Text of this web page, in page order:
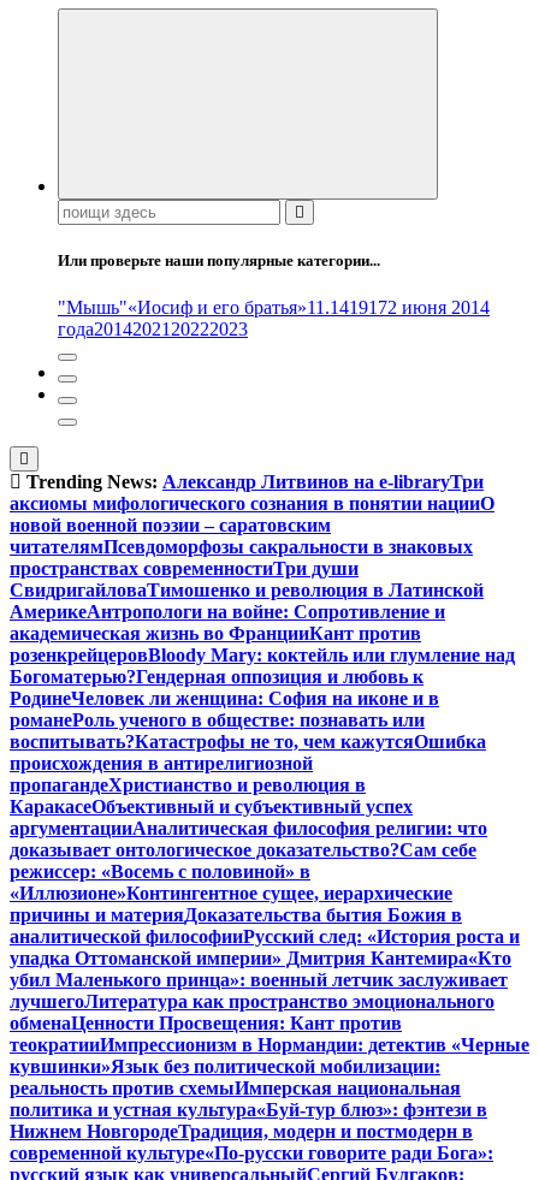
Поиск:
Или проверьте наши популярные категории...
"Мышь"«Иосиф и его братья»11.1419172 июня 2014
года20142021 20222023
Trending News: Александр Литвинов на e-libraryТри
аксиомы мифологического сознания в понятии нацииО
новой военной поэзии – саратовским
читателямПсевдоморфозы сакральности в знаковых
пространствах современностиТри души
СвидригайловаТимошенко и революция в Латинской
АмерикеАнтропологи на войне: Сопротивление и
академическая жизнь во ФранцииКант против
розенкрейцеровBloody Mary: коктейль или глумление над
Богоматерью?Гендерная оппозиция и любовь к
РодинеЧеловек ли женщина: София на иконе и в
романеРоль ученого в обществе: познавать или
воспитывать?Катастрофы не то, чем кажутсяОшибка
происхождения в антирелигиозной
пропагандеХристианство и революция в
КаракасеОбъективный и субъективный успех
аргументацииАналитическая философия религии: что
доказывает онтологическое доказательство?Сам себе
режиссер: «Восемь с половиной» в
«Иллюзионе»Контингентное сущее, иерархические
причины и материяДоказательства бытия Божия в
аналитической философииРусский след: «История роста и
упадка Оттоманской империи» Дмитрия Кантемира«Кто
убил Маленького принца»: военный летчик заслуживает
лучшегоЛитература как пространство эмоционального
обменаЦенности Просвещения: Кант против
теократииИмпрессионизм в Нормандии: детектив «Черные
кувшинки»Язык без политической мобилизации:
реальность против схемыИмперская национальная
политика и устная культура«Буй-тур блюз»: фэнтези в
Нижнем НовгородеТрадиция, модерн и постмодерн в
современной культуре«По-русски говорите ради Бога»:
русский язык как универсальныйСергий Булгаков: